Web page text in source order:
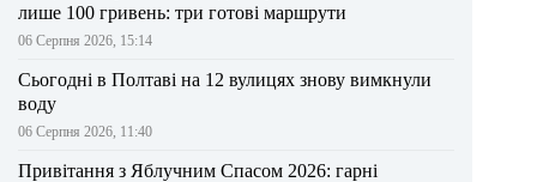
лише 100 гривень: три готові маршрути
06 Серпня 2026, 15:14
Сьогодні в Полтаві на 12 вулицях знову вимкнули
воду
06 Серпня 2026, 11:40
Привітання з Яблучним Спасом 2026: гарні